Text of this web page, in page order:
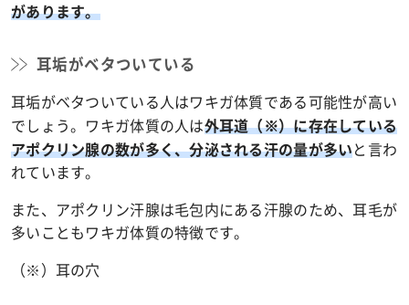
があります。
耳垢がベタついている
耳垢がベタついている人はワキガ体質である可能性が高い
でしょう。ワキガ体質の人は外耳道（※）に存在している
アポクリン腺の数が多く、分泌される汗の量が多いと言わ
れています。
また、アポクリン汗腺は毛包内にある汗腺のため、耳毛が
多いこともワキガ体質の特徴です。
（※）耳の穴